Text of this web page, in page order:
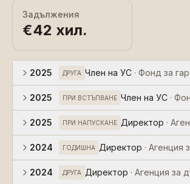
Задължения
€42 хил.
2025 ДРУГА Член на УС · Фонд за
2025 ПРИ ВСТЪПВАНЕ Член на УС ·
2025 ПРИ НАПУСКАНЕ Директор ·
2024 ГОДИШНА Директор · Агенция
2024 ДРУГА Директор · Агенция за